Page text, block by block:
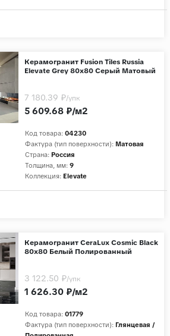
Керамогранит Fusion Tiles Russia
Elevate Grey 80x80 Серый Матовый
Код товара: 04230
Фактура (тип поверхности): Матовая
Страна: Россия
Толщина, мм: 9
Коллекция: Elevate
5 609.68 ₽/м2
7 180.39 ₽/упк
Керамогранит CeraLux Cosmic Black
80x80 Белый Полированный
Код товара: 01779
Фактура (тип поверхности): Глянцевая /
1 626.30 ₽/м2
3 122.50 ₽/упк